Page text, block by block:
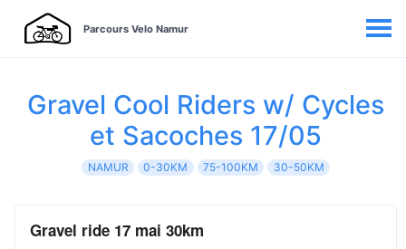
Parcours Velo Namur
Gravel Cool Riders w/ Cycles
et Sacoches 17/05
NAMUR 0-30KM 75-100KM 30-50KM